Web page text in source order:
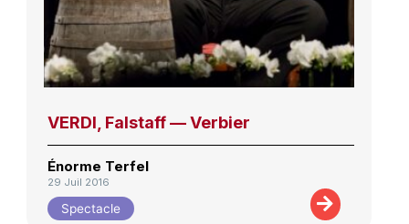
VERDI, Falstaff — Verbier
Énorme Terfel
29 Juil 2016
Spectacle